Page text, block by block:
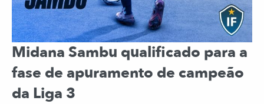
Midana Sambu qualificado para a
fase de apuramento de campeão
da Liga 3